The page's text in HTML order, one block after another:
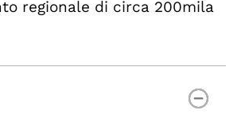
regionale di circa 200mila